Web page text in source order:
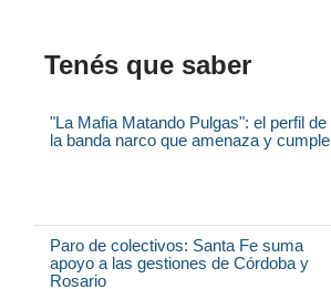
Tenés que saber
"La Mafia Matando Pulgas": el perfil de
la banda narco que amenaza y cumple
Paro de colectivos: Santa Fe suma
apoyo a las gestiones de Córdoba y
Rosario